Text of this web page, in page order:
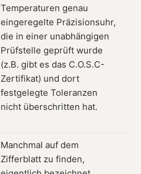
Temperaturen genau
eingeregelte Präzisionsuhr,
die in einer unabhängigen
Prüfstelle geprüft wurde
(z.B. gibt es das C.O.S.C-
Zertifikat) und dort
festgelegte Toleranzen
nicht überschritten hat.
Manchmal auf dem
Zifferblatt zu finden,